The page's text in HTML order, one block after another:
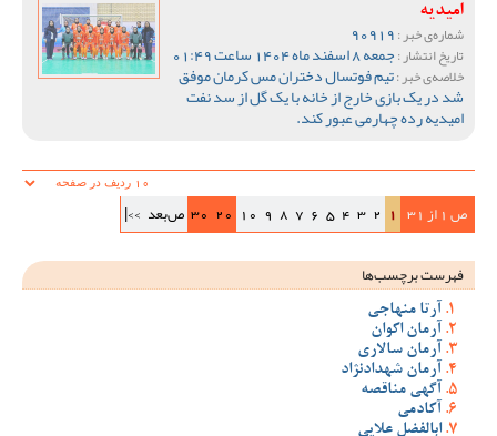
امیدیه
شماره‌ی خبر :
تاریخ انتشار :جمعه 8 اسفند ماه 1404 ساعت 01:49
خلاصه‌ی خبر :تیم فوتسال دختران مس کرمان موفق
شد در یک بازی خارج از خانه با یک گل از سد نفت
امیدیه رده چهارمی عبور کند.
ص 1 از 31 1
2
3
4
5
6
7
8
9
10
20
30 ص‌بعد >>|
فهرست برچسب‌ها
آرتا منهاجی
آرمان اکوان
آرمان سالاری
آرمان شهدادنژاد
آگهی مناقصه
آکادمی
ابالفضل علایی